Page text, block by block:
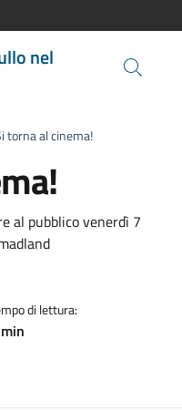
nel
torna al cinema!
al pubblico venerdì 7
di lettura: